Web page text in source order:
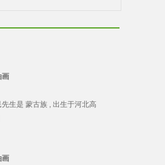
画
生是 蒙古族 , 出生于河北高
画